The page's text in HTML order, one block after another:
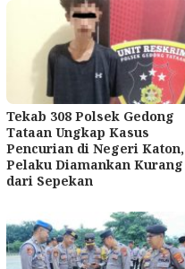
Tekab 308 Polsek Gedong
Tataan Ungkap Kasus
Pencurian di Negeri Katon,
Pelaku Diamankan Kurang
dari Sepekan